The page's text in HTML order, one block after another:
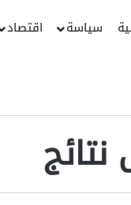
سياسة اقتصاد